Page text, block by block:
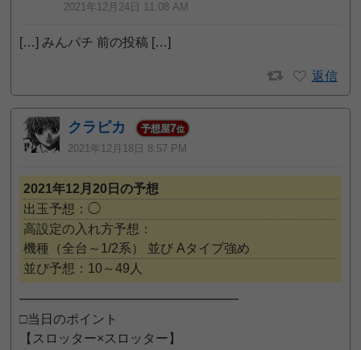
2021年12月24日 11:08 AM
[…] みんパチ 前の投稿 […]
返信
クラピカ 予想屋7位
2021年12月18日 8:57 PM
2021年12月20日の予想
出玉予想：◯
高設定の入れ方予想：
機種（全台～1/2系）
並び Aタイプ強め
並び予想：10～49人
━━━━━━━━━━━━━━━━━
□当日のポイント
【スロッター×スロッター】